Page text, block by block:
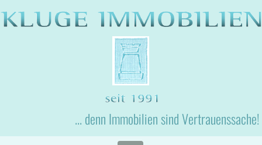
... denn Immobilien sind Vertrauenssache!